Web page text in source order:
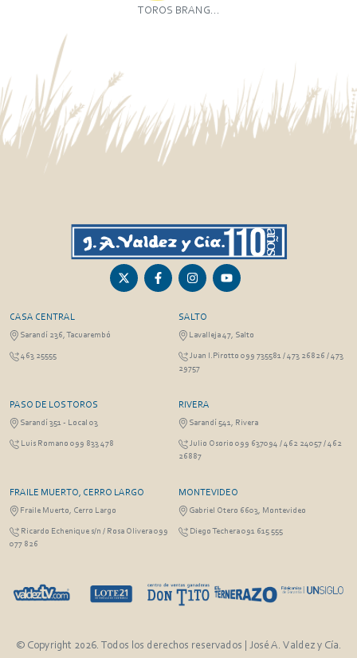
TOROS BRANG...
CASA CENTRAL
Sarandí 236, Tacuarembó
463 25555
SALTO
Lavalleja 47, Salto
Juan I.Pirotto 099 735581 / 473 26826 / 473
29757
PASO DE LOS TOROS
Sarandí 351 - Local 03
Luis Romano 099 833 478
RIVERA
Sarandí 541, Rivera
Julio Osorio 099 637094 / 462 24057 / 462
26887
FRAILE MUERTO, CERRO LARGO
Fraile Muerto, Cerro Largo
Ricardo Echenique s/n / Rosa Olivera 099
077 826
MONTEVIDEO
Gabriel Otero 6603, Montevideo
Diego Techera 091 615 555
© Copyright 2026. Todos los derechos reservados | José A. Valdez y Cía.